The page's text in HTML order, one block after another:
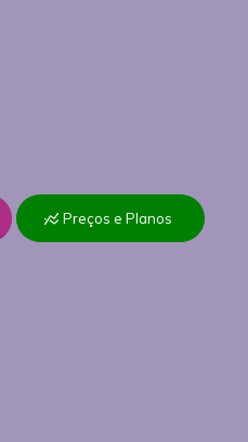
Preços e Planos